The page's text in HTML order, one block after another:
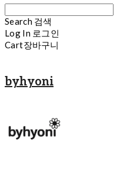
Search 검색
Log In 로그인
Cart장바구니
byhyoni